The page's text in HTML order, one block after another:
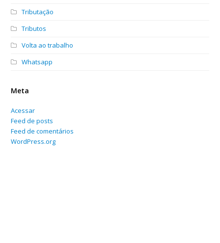
Tributação
Tributos
Volta ao trabalho
Whatsapp
Meta
Acessar
Feed de posts
Feed de comentários
WordPress.org